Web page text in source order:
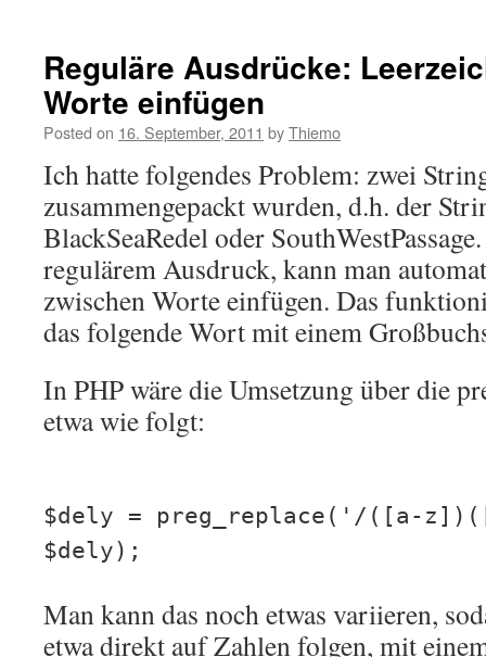
Reguläre Ausdrücke:
Worte einfügen
Posted on 16. September, 2011 byThiemo
Ich hatte folgendes Problem: zwei
zusammengepackt wurden, d.h. der
BlackSeaRedel oder
regulärem Ausdruck, kann man
zwischen Worte einfügen. Das
das folgende Wort mit einem
In PHP wäre die Umsetzung über die
etwa wie folgt:
$dely = preg_replace('/([a-
$dely);
Man kann das noch etwas variieren,
etwa direkt auf Zahlen folgen, mit